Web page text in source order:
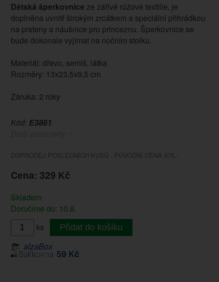
Dětská šperkovnice ze zářivě růžové textilie, je
doplněna uvnitř širokým zrcátkem a speciální přihrádkou
na prsteny a náušnice pro princeznu. Šperkovnice se
bude dokonale vyjímat na nočním stolku.
Materiál: dřevo, semiš, látka
Rozměry: 13x23,5x9,5 cm
Záruka: 2 roky
Kód: E3861
DOPRODEJ POSLEDNÍCH KUSŮ - PŮVODNÍ CENA 675.-
Cena: 329 Kč
Skladem
Doručíme do: 10.8.
ks
Přidat do košíku